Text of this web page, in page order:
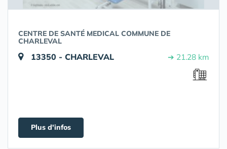
CENTRE DE SANTÉ MEDICAL COMMUNE DE
CHARLEVAL
13350 - CHARLEVAL ➔ 21.28 km
Plus d'infos